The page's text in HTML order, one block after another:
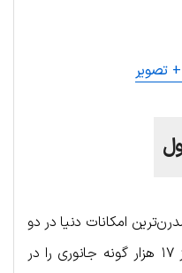
تصویر
استانبول در سال ۲۰۱۱ با مدرن‌ترین امکانات دنیا در دو
سطح بزرگ ساخته‌شده و بیش از ۱۷ هزار گونه جانوری را در